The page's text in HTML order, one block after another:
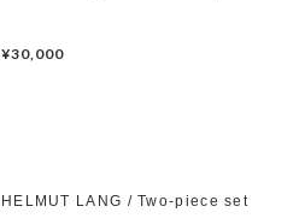
¥30,000
HELMUT LANG / Two-piece set